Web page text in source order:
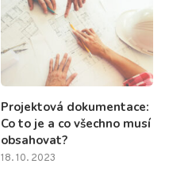
Projektová dokumentace:
Co to je a co všechno musí
obsahovat?
18. 10. 2023